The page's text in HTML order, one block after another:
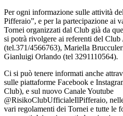
Per ogni informazione sulle attività
Pifferaio”, e per la partecipazione ai
Tornei organizzati dal Club già da
si potrà rivolgere ai referenti del Club
(tel.371/4566763), Mariella
Gianluigi Orlando (tel 3291110564).
Ci si può tenere informati anche
sulle piattaforme Facebook e
Club), e sul nuovo Canale Youtube
@RisikoClubUfficialeIlPifferaio,
vari regolamenti dei Tornei e tutte le